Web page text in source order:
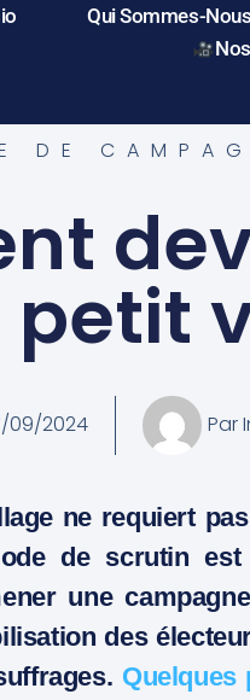
Qui Sommes-
DE
petit
09/2024 Par
ne requiert
de scrutin est
une
des
Quelques